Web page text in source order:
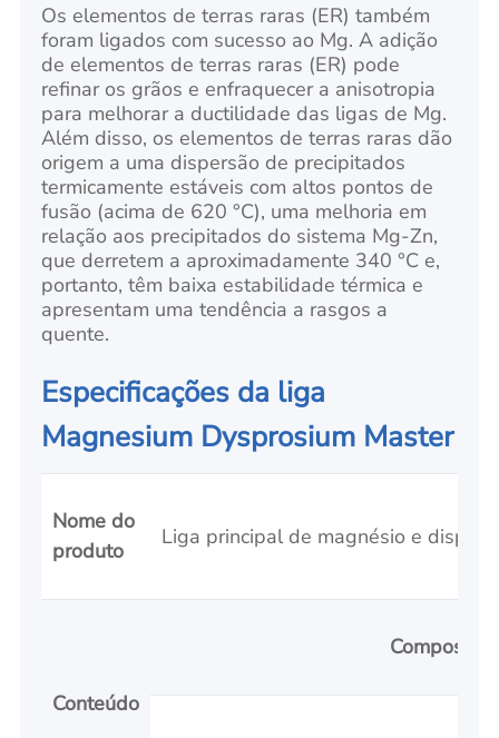
Os elementos de terras raras (ER) também
foram ligados com sucesso ao Mg. A adição
de elementos de terras raras (ER) pode
refinar os grãos e enfraquecer a anisotropia
para melhorar a ductilidade das ligas de Mg.
Além disso, os elementos de terras raras dão
origem a uma dispersão de precipitados
termicamente estáveis com altos pontos de
fusão (acima de 620 °C), uma melhoria em
relação aos precipitados do sistema Mg-Zn,
que derretem a aproximadamente 340 °C e,
portanto, têm baixa estabilidade térmica e
apresentam uma tendência a rasgos a
quente.
Especificações da liga
Magnesium Dysprosium Master
Nome do
produto
Liga principal de magnésio e
Conteúdo